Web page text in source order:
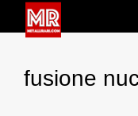
fusione